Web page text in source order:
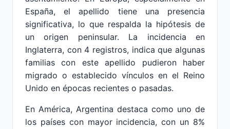
España, el apellido tiene una presencia
significativa, lo que respalda la hipótesis de
un origen peninsular. La incidencia en
Inglaterra, con 4 registros, indica que algunas
familias con este apellido pudieron haber
migrado o establecido vínculos en el Reino
Unido en épocas recientes o pasadas.
En América, Argentina destaca como uno de
los países con mayor incidencia, con un 8%